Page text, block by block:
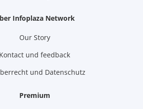
Infoplaza Network
Our Story
Kontact und feedback
und Datenschutz
Premium